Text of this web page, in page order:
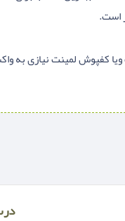
لمینت نیازی به